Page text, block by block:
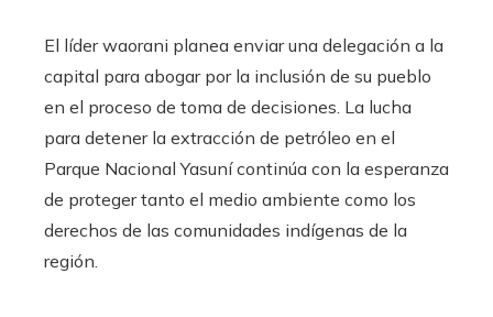
El líder waorani planea enviar una delegación a la
capital para abogar por la inclusión de su pueblo
en el proceso de toma de decisiones. La lucha
para detener la extracción de petróleo en el
Parque Nacional Yasuní continúa con la esperanza
de proteger tanto el medio ambiente como los
derechos de las comunidades indígenas de la
región.